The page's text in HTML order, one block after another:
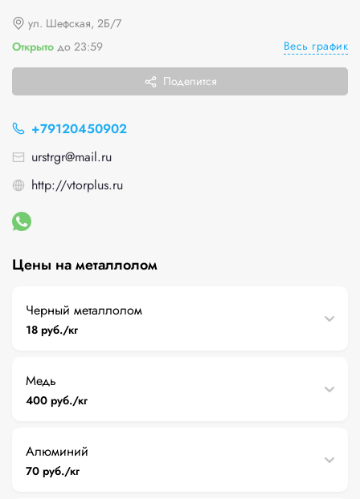
ул. Шефская, 2Б/7
Открыто до 23:59 Весь график
Поделится
+79120450902
urstrgr@mail.ru
http://vtorplus.ru
Цены на металлолом
Черный металлолом
18 руб./кг
Медь
400 руб./кг
Алюминий
70 руб./кг